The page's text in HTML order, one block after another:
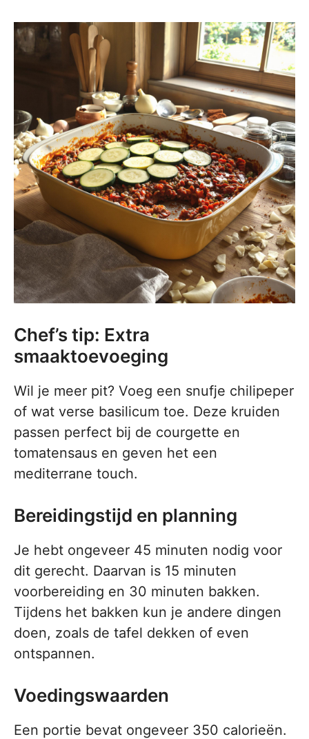
Chef’s tip: Extra
smaaktoevoeging
Wil je meer pit? Voeg een snufje chilipeper
of wat verse basilicum toe. Deze kruiden
passen perfect bij de courgette en
tomatensaus en geven het een
mediterrane touch.
Bereidingstijd en planning
Je hebt ongeveer 45 minuten nodig voor
dit gerecht. Daarvan is 15 minuten
voorbereiding en 30 minuten bakken.
Tijdens het bakken kun je andere dingen
doen, zoals de tafel dekken of even
ontspannen.
Voedingswaarden
Een portie bevat ongeveer 350 calorieën.